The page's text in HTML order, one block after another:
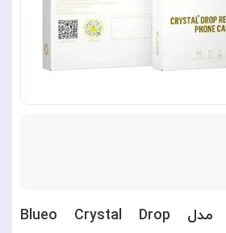
قاب برند بلوئو مدل Blueo Crystal Drop